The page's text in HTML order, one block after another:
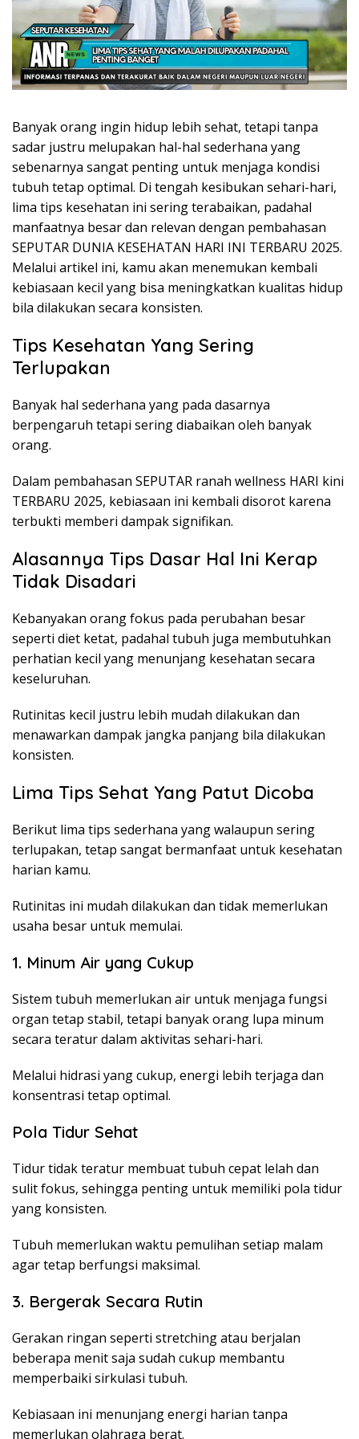
Banyak orang ingin hidup lebih sehat, tetapi tanpa
sadar justru melupakan hal-hal sederhana yang
sebenarnya sangat penting untuk menjaga kondisi
tubuh tetap optimal. Di tengah kesibukan sehari-hari,
lima tips kesehatan ini sering terabaikan, padahal
manfaatnya besar dan relevan dengan pembahasan
SEPUTAR DUNIA KESEHATAN HARI INI TERBARU 2025.
Melalui artikel ini, kamu akan menemukan kembali
kebiasaan kecil yang bisa meningkatkan kualitas hidup
bila dilakukan secara konsisten.
Tips Kesehatan Yang Sering
Terlupakan
Banyak hal sederhana yang pada dasarnya
berpengaruh tetapi sering diabaikan oleh banyak
orang.
Dalam pembahasan SEPUTAR ranah wellness HARI kini
TERBARU 2025, kebiasaan ini kembali disorot karena
terbukti memberi dampak signifikan.
Alasannya Tips Dasar Hal Ini Kerap
Tidak Disadari
Kebanyakan orang fokus pada perubahan besar
seperti diet ketat, padahal tubuh juga membutuhkan
perhatian kecil yang menunjang kesehatan secara
keseluruhan.
Rutinitas kecil justru lebih mudah dilakukan dan
menawarkan dampak jangka panjang bila dilakukan
konsisten.
Lima Tips Sehat Yang Patut Dicoba
Berikut lima tips sederhana yang walaupun sering
terlupakan, tetap sangat bermanfaat untuk kesehatan
harian kamu.
Rutinitas ini mudah dilakukan dan tidak memerlukan
usaha besar untuk memulai.
1. Minum Air yang Cukup
Sistem tubuh memerlukan air untuk menjaga fungsi
organ tetap stabil, tetapi banyak orang lupa minum
secara teratur dalam aktivitas sehari-hari.
Melalui hidrasi yang cukup, energi lebih terjaga dan
konsentrasi tetap optimal.
Pola Tidur Sehat
Tidur tidak teratur membuat tubuh cepat lelah dan
sulit fokus, sehingga penting untuk memiliki pola tidur
yang konsisten.
Tubuh memerlukan waktu pemulihan setiap malam
agar tetap berfungsi maksimal.
3. Bergerak Secara Rutin
Gerakan ringan seperti stretching atau berjalan
beberapa menit saja sudah cukup membantu
memperbaiki sirkulasi tubuh.
Kebiasaan ini menunjang energi harian tanpa
memerlukan olahraga berat.